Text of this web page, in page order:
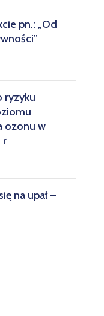
pn.: „Od
ryzyku
ozonu w
r
na upał –